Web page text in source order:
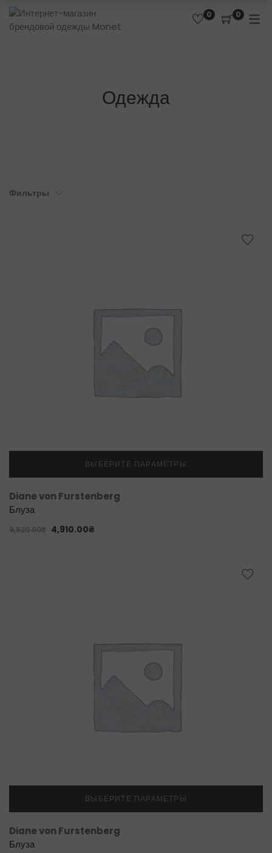
0 0
Одежда
Фильтры
ВЫБЕРИТЕ ПАРАМЕТРЫ
Diane von Furstenberg
Блуза
9,820.00₴ 4,910.00₴
ВЫБЕРИТЕ ПАРАМЕТРЫ
Diane von Furstenberg
Блуза